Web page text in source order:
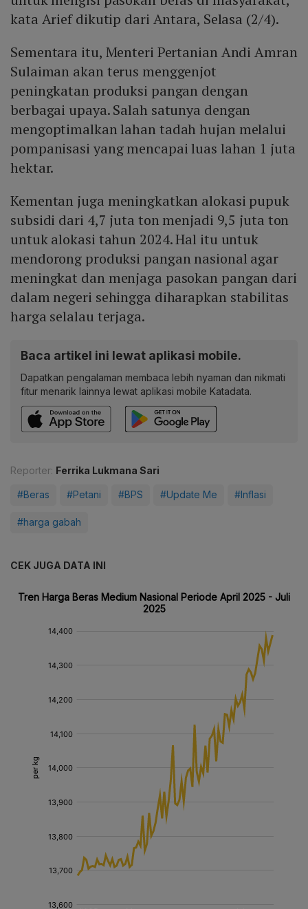
kata Arief dikutip dari Antara, Selasa (2/4).
Sementara itu, Menteri Pertanian Andi Amran
Sulaiman akan terus menggenjot
peningkatan produksi pangan dengan
berbagai upaya. Salah satunya dengan
mengoptimalkan lahan tadah hujan melalui
pompanisasi yang mencapai luas lahan 1 juta
hektar.
Kementan juga meningkatkan alokasi pupuk
subsidi dari 4,7 juta ton menjadi 9,5 juta ton
untuk alokasi tahun 2024. Hal itu untuk
mendorong produksi pangan nasional agar
meningkat dan menjaga pasokan pangan dari
dalam negeri sehingga diharapkan stabilitas
harga selalau terjaga.
Baca artikel ini lewat aplikasi mobile.
Dapatkan pengalaman membaca lebih nyaman dan nikmati
fitur menarik lainnya lewat aplikasi mobile Katadata.
Reporter: Ferrika Lukmana Sari
#Beras #Petani #BPS #Update Me #Inflasi
#harga gabah
CEK JUGA DATA INI